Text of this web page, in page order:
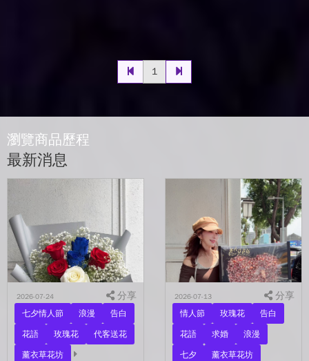
1
瀏覽商品歷程
最新消息
2026-07-24 分享
七夕情人節 浪漫
告白
花語
玫瑰花
代客送花
薰衣草花坊
2026-07-13 分享
情人節 玫瑰花
告白
花語
求婚
浪漫
七夕
薰衣草花坊